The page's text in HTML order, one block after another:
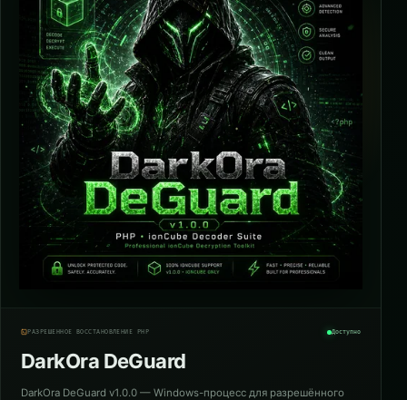
РАЗРЕШЁННОЕ ВОССТАНОВЛЕНИЕ PHP Доступно
DarkOra DeGuard
DarkOra DeGuard v1.0.0 — Windows-процесс для разрешённого